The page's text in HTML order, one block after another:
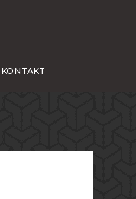
KONTAKT